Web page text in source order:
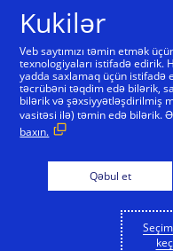
Bütün kartlar üçün
Kukilər
Veb saytımızı təmin etmək
texnologiyaları istifadə edirik.
yadda saxlamaq üçün istifadə
təcrübəni təqdim edə bilərik,
bilərik və şəxsiyyətləşdirilmiş
vasitəsi ilə) təmin edə bilərik.
baxın.
Qəbul et